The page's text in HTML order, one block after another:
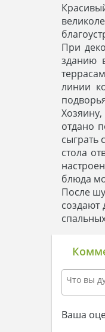
При
зданию
линии
отдано
сыграть
стола
блюда
После
Ваша